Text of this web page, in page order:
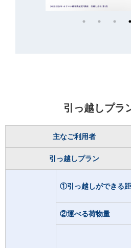
引っ越しプラ
主なご利用者
引っ越しプラン
①引っ越しができる
②運べる荷物量